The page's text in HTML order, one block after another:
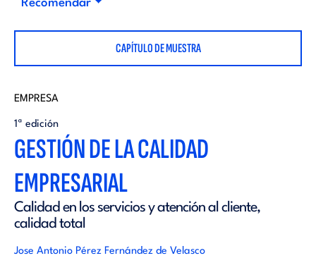
d
i
t
o
r
i
o
r
a
Recomendar
CAPÍTULO DE MUESTRA
EMPRESA
1ª edición
GESTIÓN DE LA CALIDAD
EMPRESARIAL
Calidad en los servicios y atención al cliente,
calidad total
Jose Antonio Pérez Fernández de Velasco